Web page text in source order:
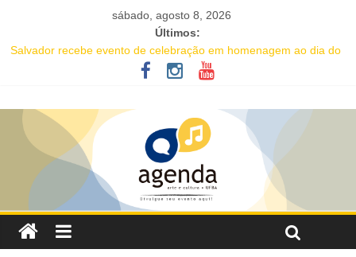
sábado, agosto 8, 2026
Últimos:
Salvador recebe evento de celebração em homenagem ao dia do
16ª Jornada de Dança da Bahia leva formação e espetáculo
gratuitos a quatro cidades brasileiras
IC Encontro de Artes traz Renata Carvalho com seu “Manifesto
Transpofágico” a Salvador
Música e solidariedade se unem em concerto do Coral Ecumênico
da Bahia na Flipelô